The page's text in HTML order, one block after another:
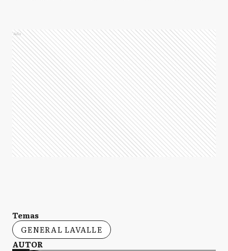
Ads
Temas
GENERAL LAVALLE
AUTOR